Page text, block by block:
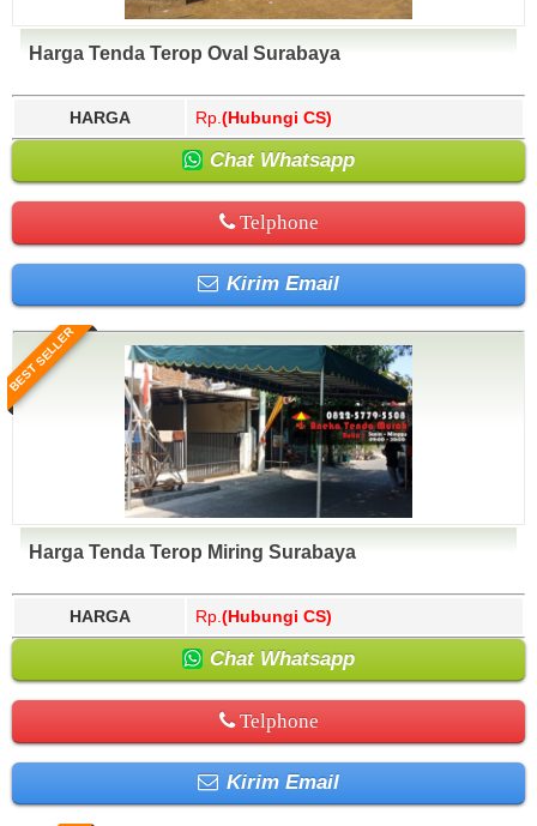
Harga Tenda Terop Oval Surabaya
HARGA Rp. (Hubungi CS)
Chat Whatsapp
Telphone
Kirim Email
BEST SELLER
Harga Tenda Terop Miring Surabaya
HARGA Rp. (Hubungi CS)
Chat Whatsapp
Telphone
Kirim Email